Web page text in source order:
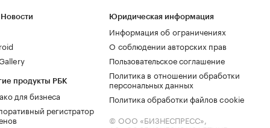
продукты РБК
для бизнеса
регистратор
Юридическая информация
Информация об ограничениях
О соблюдении авторских прав
Пользовательское соглашение
Политика в отношении обработки
персональных данных
Политика обработки файлов cookie
© ООО «БИЗНЕСПРЕСС»,